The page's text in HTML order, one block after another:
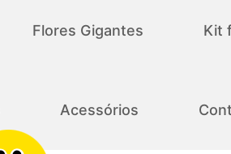
Flores Gigantes Kit
Acessórios